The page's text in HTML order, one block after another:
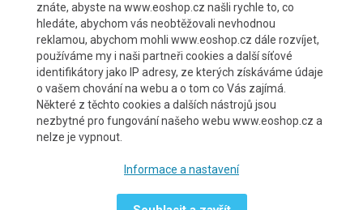
Možnosti dopravy
znáte, abyste na www.eoshop.cz našli rychle to, co
hledáte, abychom vás neobtěžovali nevhodnou
reklamou, abychom mohli www.eoshop.cz dále rozvíjet,
používáme my i naši partneři cookies a další síťové
identifikátory jako IP adresy, ze kterých získáváme údaje
o vašem chování na webu a o tom co Vás zajímá.
Některé z těchto cookies a dalších nástrojů jsou
nezbytné pro fungování našeho webu www.eoshop.cz a
nelze je vypnout.
Informace a nastavení